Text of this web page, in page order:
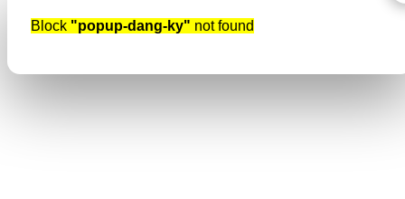
Block "popup-dang-ky" not found